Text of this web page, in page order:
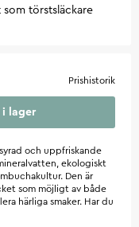
törstsläckare
Prishistorik
i lager
och uppfriskande
ekologiskt
Den är
som möjligt av både
härliga smaker. Har du